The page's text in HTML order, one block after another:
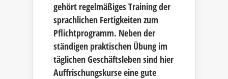
gehört regelmäßiges Training der
sprachlichen Fertigkeiten zum
Pflichtprogramm. Neben der
ständigen praktischen Übung im
täglichen Geschäftsleben sind hier
Auffrischungskurse eine gute